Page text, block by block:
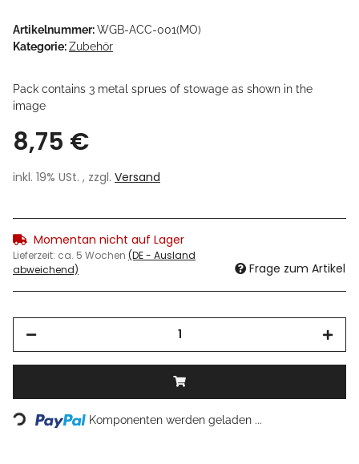
Artikelnummer:WGB-ACC-001(MO)
Kategorie:Zubehör
Pack contains 3 metal sprues of stowage as shown in the
image
8,75 €
inkl. 19% USt. , zzgl. Versand
Momentan nicht auf Lager
Lieferzeit: ca. 5 Wochen (DE - Ausland
abweichend)
Frage zum Artikel
Loading... Komponenten werden geladen ...